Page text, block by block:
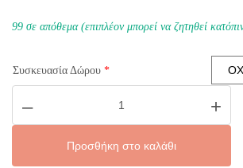
99 σε απόθεμα (επιπλέον μπορεί να ζητηθεί
Συσκευασία Δώρου *
–
Cookies
ποσότητα
+
Προσθήκη στο καλάθι